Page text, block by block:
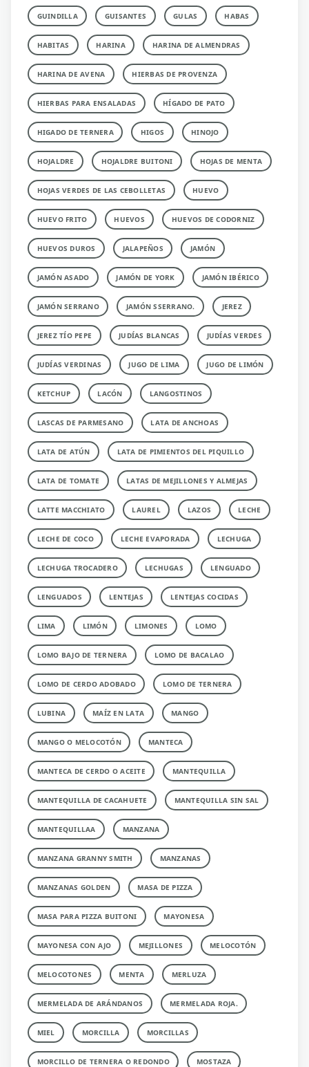
GUINDILLA GUISANTES GULAS HABAS
HABITAS HARINA HARINA DE ALMENDRAS
HARINA DE AVENA HIERBAS DE PROVENZA
HIERBAS PARA ENSALADAS HÍGADO DE PATO
HIGADO DE TERNERA HIGOS HINOJO
HOJALDRE HOJALDRE BUITONI HOJAS DE MENTA
HOJAS VERDES DE LAS CEBOLLETAS HUEVO
HUEVO FRITO HUEVOS HUEVOS DE CODORNIZ
HUEVOS DUROS JALAPEÑOS JAMÓN
JAMÓN ASADO JAMÓN DE YORK JAMÓN IBÉRICO
JAMÓN SERRANO JAMÓN SSERRANO. JEREZ
JEREZ TÍO PEPE JUDÍAS BLANCAS JUDÍAS VERDES
JUDÍAS VERDINAS JUGO DE LIMA JUGO DE LIMÓN
KETCHUP LACÓN LANGOSTINOS
LASCAS DE PARMESANO LATA DE ANCHOAS
LATA DE ATÚN LATA DE PIMIENTOS DEL PIQUILLO
LATA DE TOMATE LATAS DE MEJILLONES Y ALMEJAS
LATTE MACCHIATO LAUREL LAZOS LECHE
LECHE DE COCO LECHE EVAPORADA LECHUGA
LECHUGA TROCADERO LECHUGAS LENGUADO
LENGUADOS LENTEJAS LENTEJAS COCIDAS
LIMA LIMÓN LIMONES LOMO
LOMO BAJO DE TERNERA LOMO DE BACALAO
LOMO DE CERDO ADOBADO LOMO DE TERNERA
LUBINA MAÍZ EN LATA MANGO
MANGO O MELOCOTÓN MANTECA
MANTECA DE CERDO O ACEITE MANTEQUILLA
MANTEQUILLA DE CACAHUETE MANTEQUILLA SIN SAL
MANTEQUILLAA MANZANA
MANZANA GRANNY SMITH MANZANAS
MANZANAS GOLDEN MASA DE PIZZA
MASA PARA PIZZA BUITONI MAYONESA
MAYONESA CON AJO MEJILLONES MELOCOTÓN
MELOCOTONES MENTA MERLUZA
MERMELADA DE ARÁNDANOS MERMELADA ROJA.
MIEL MORCILLA MORCILLAS
MORCILLO DE TERNERA O REDONDO MOSTAZA